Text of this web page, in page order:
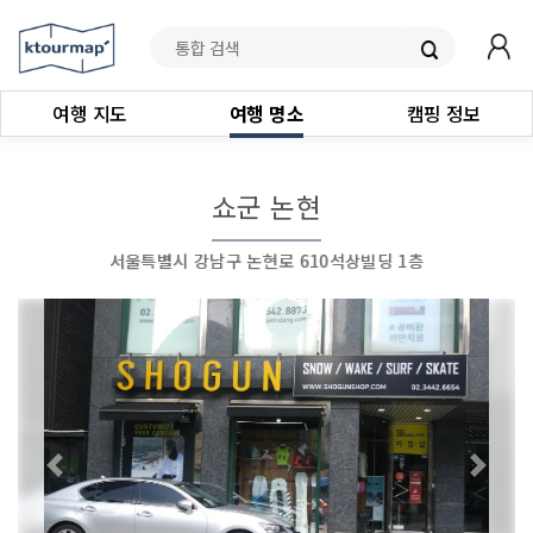
여행 지도 여행 명소 캠핑 정보
쇼군 논현
서울특별시 강남구 논현로 610석상빌딩 1층